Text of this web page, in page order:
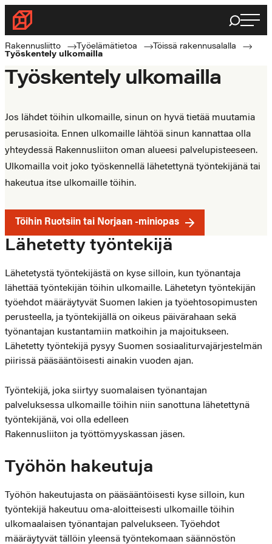
Siirry
suoraan
sisältöön
Rakennusliitto
Rakennusalan
ammattilaisten
puolella
Haku
Rakennusliitto Työelämätietoa
Töissä rakennusalalla
Työskentely ulkomailla
Työskentely ulkomailla
Jos lähdet töihin ulkomaille, sinun on hyvä tietää muutamia
perusasioita. Ennen ulkomaille lähtöä sinun kannattaa olla
yhteydessä Rakennusliiton oman alueesi palvelupisteeseen.
Ulkomailla voit joko työskennellä lähetettynä työntekijänä tai
hakeutua itse ulkomaille töihin.
Töihin Ruotsiin tai Norjaan -miniopas
Lähetetty työntekijä
Lähetetystä työntekijästä on kyse silloin, kun työnantaja
lähettää työntekijän töihin ulkomaille. Lähetetyn työntekijän
työehdot määräytyvät Suomen lakien ja työehtosopimusten
perusteella, ja työntekijällä on oikeus päivärahaan sekä
työnantajan kustantamiin matkoihin ja majoitukseen.
Lähetetty työntekijä pysyy Suomen sosiaaliturvajärjestelmän
piirissä pääsääntöisesti ainakin vuoden ajan.
Työntekijä, joka siirtyy suomalaisen työnantajan
palveluksessa ulkomaille töihin niin sanottuna lähetettynä
työntekijänä, voi olla edelleen
Rakennusliiton ja työttömyyskassan jäsen.
Työhön hakeutuja
Työhön hakeutujasta on pääsääntöisesti kyse silloin, kun
työntekijä hakeutuu oma-aloitteisesti ulkomaille töihin
ulkomaalaisen työnantajan palvelukseen. Työehdot
määräytyvät tällöin yleensä työntekomaan säännöstön